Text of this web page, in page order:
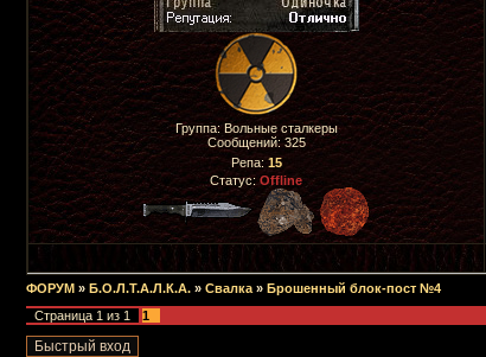
Группа: Вольные сталкеры
Сообщений:325
Репа:15
Статус:Offline
ФОРУМ » Б.О.Л.Т.А.Л.К.А. » Свалка » Брошенный блок-пост №4
Страница 1 из 1 1